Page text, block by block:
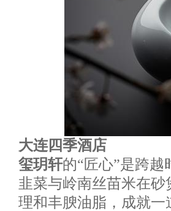
大连四季酒店
玺玥轩的“匠心”是跨
韭菜与岭南丝苗米在
理和丰腴油脂，成就